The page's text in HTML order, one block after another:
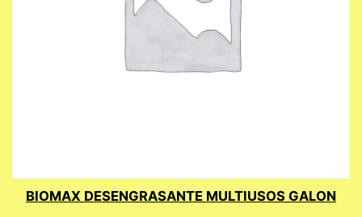
BIOMAX DESENGRASANTE MULTIUSOS GALON